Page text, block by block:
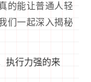
的能让普通人轻
们一起深入揭秘